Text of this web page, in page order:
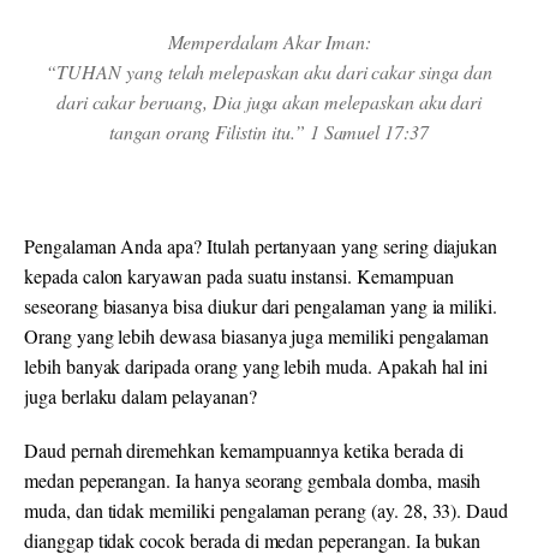
Memperdalam Akar Iman:
“TUHAN yang telah melepaskan aku dari cakar singa dan
dari cakar beruang, Dia juga akan melepaskan aku dari
tangan orang Filistin itu.” 1 Samuel 17:37
Pengalaman Anda apa? Itulah pertanyaan yang sering diajukan
kepada calon karyawan pada suatu instansi. Kemampuan
seseorang biasanya bisa diukur dari pengalaman yang ia miliki.
Orang yang lebih dewasa biasanya juga memiliki pengalaman
lebih banyak daripada orang yang lebih muda. Apakah hal ini
juga berlaku dalam pelayanan?
Daud pernah diremehkan kemampuannya ketika berada di
medan peperangan. Ia hanya seorang gembala domba, masih
muda, dan tidak memiliki pengalaman perang (ay. 28, 33). Daud
dianggap tidak cocok berada di medan peperangan. Ia bukan